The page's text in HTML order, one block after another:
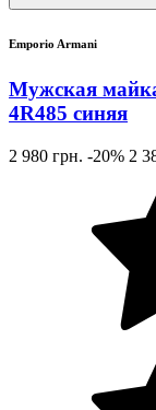
Emporio Armani
Мужская
4R485 синяя
2 980 грн. -20% 2